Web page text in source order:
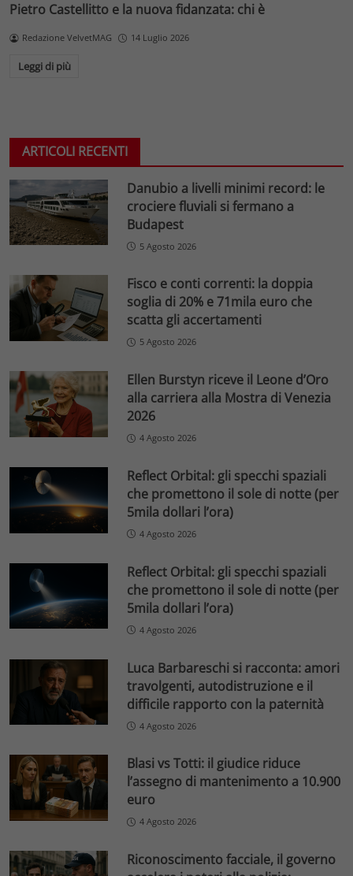
Pietro Castellitto e la nuova fidanzata: chi è
Redazione VelvetMAG 14 Luglio 2026
Leggi di più
ARTICOLI RECENTI
Danubio a livelli minimi record: le
crociere fluviali si fermano a
Budapest
5 Agosto 2026
Fisco e conti correnti: la doppia
soglia di 20% e 71mila euro che
scatta gli accertamenti
5 Agosto 2026
Ellen Burstyn riceve il Leone d’Oro
alla carriera alla Mostra di Venezia
2026
4 Agosto 2026
Reflect Orbital: gli specchi spaziali
che promettono il sole di notte (per
5mila dollari l’ora)
4 Agosto 2026
Reflect Orbital: gli specchi spaziali
che promettono il sole di notte (per
5mila dollari l’ora)
4 Agosto 2026
Luca Barbareschi si racconta: amori
travolgenti, autodistruzione e il
difficile rapporto con la paternità
4 Agosto 2026
Blasi vs Totti: il giudice riduce
l’assegno di mantenimento a 10.900
euro
4 Agosto 2026
Riconoscimento facciale, il governo